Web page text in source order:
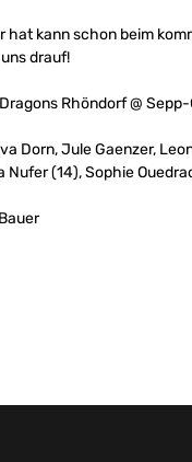
kann schon beim
drauf!
Rhöndorf @
Dorn, Jule Gaenzer,
Nufer (14), Sophie